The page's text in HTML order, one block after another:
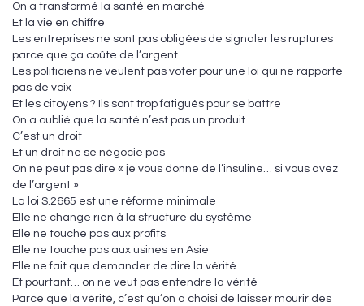
On a transformé la santé en marché
Et la vie en chiffre
Les entreprises ne sont pas obligées de signaler les ruptures
parce que ça coûte de l’argent
Les politiciens ne veulent pas voter pour une loi qui ne rapporte
pas de voix
Et les citoyens ? Ils sont trop fatigués pour se battre
On a oublié que la santé n’est pas un produit
C’est un droit
Et un droit ne se négocie pas
On ne peut pas dire « je vous donne de l’insuline… si vous avez
de l’argent »
La loi S.2665 est une réforme minimale
Elle ne change rien à la structure du système
Elle ne touche pas aux profits
Elle ne touche pas aux usines en Asie
Elle ne fait que demander de dire la vérité
Et pourtant… on ne veut pas entendre la vérité
Parce que la vérité, c’est qu’on a choisi de laisser mourir des